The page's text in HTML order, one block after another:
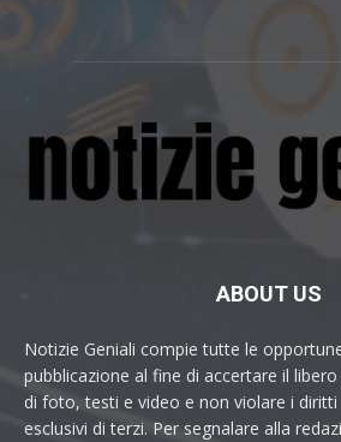
ABOUT US
Notizie Geniali compie tutte le
pubblicazione al fine di accertare il
di foto, testi e video e non violare i
esclusivi di terzi. Per segnalare alla